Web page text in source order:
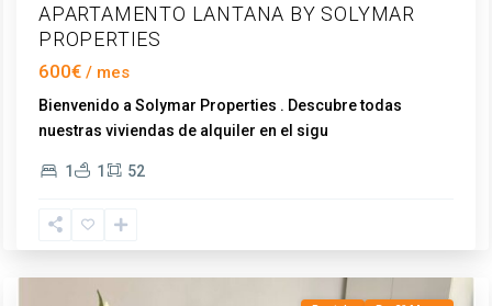
APARTAMENTO LANTANA BY SOLYMAR
PROPERTIES
600€
Bienvenido a Solymar Properties . Descubre todas
nuestras viviendas de alquiler en el sigu
1 1 52
del
Vélez-
Málaga